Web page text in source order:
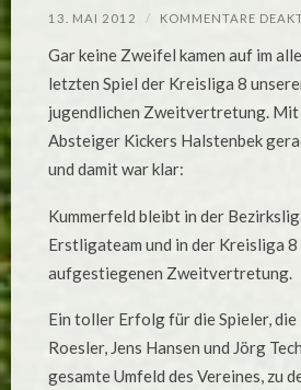
13. MAI 2012 / KOMMENTARE
Gar keine Zweifel kamen auf im
letzten Spiel der Kreisliga 8
jugendlichen Zweitvertretung. Mit
Absteiger Kickers Halstenbek
und damit war klar:
Kummerfeld bleibt in der
Erstligateam und in der Kreisliga
aufgestiegenen Zweitvertretung.
Ein toller Erfolg für die Spieler, die
Roesler, Jens Hansen und Jörg
gesamte Umfeld des Vereines, zu